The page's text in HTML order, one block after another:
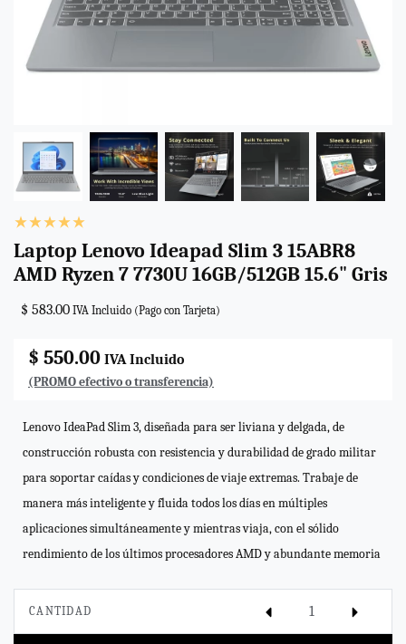
Laptop Lenovo Ideapad Slim 3 15ABR8
AMD Ryzen 7 7730U 16GB/512GB 15.6" Gris
$ 583.00 IVA Incluido (Pago con Tarjeta)
$ 550.00 IVA Incluido
(PROMO efectivo o transferencia)
Lenovo IdeaPad Slim 3, diseñada para ser liviana y delgada, de
construcción robusta con resistencia y durabilidad de grado militar
para soportar caídas y condiciones de viaje extremas. Trabaje de
manera más inteligente y fluida todos los días en múltiples
aplicaciones simultáneamente y mientras viaja, con el sólido
rendimiento de los últimos procesadores AMD y abundante memoria
CANTIDAD